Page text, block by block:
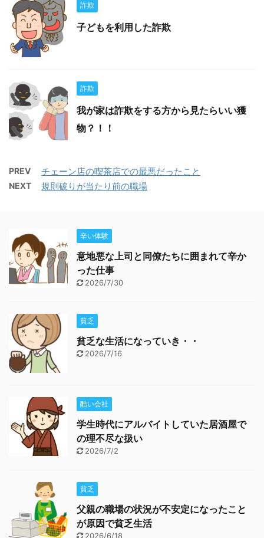
詐欺
子どもを利用した詐欺
詐欺
我が家は詐欺をする方から見たらいい獲
物？！！
PREV チェーン店の喫茶店での最悪だったこと
NEXT 規則破りが当たり前の職場
辛い体験
意地悪な上司と同僚たちに囲まれて辛か
った仕事
2026/7/30
貧乏
貧乏な生活になっていき・・
2026/7/16
酷い会社
学生時代にアルバイトしていた居酒屋で
の理不尽な扱い
2026/7/2
貧乏
父親の職場の状況が不安定になったこと
が原因で貧乏生活
2026/6/18